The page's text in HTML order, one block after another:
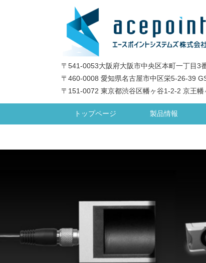
〒541-0053大阪府大阪市中央区本町一丁目3
〒460-0008 愛知県名古屋市中区栄5-26-39
〒151-0072 東京都渋谷区幡ヶ谷1-2-2 京王幡
トップページ 製品情報